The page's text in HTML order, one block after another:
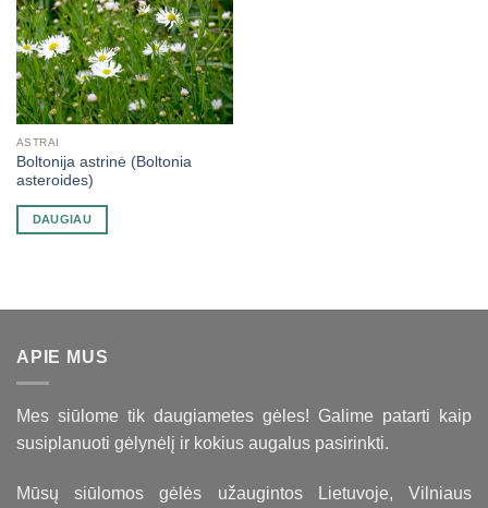
ASTRAI
Boltonija astrinė (Boltonia
asteroides)
DAUGIAU
APIE MUS
Mes siūlome tik daugiametes gėles! Galime patarti kaip
susiplanuoti gėlynėlį ir kokius augalus pasirinkti.
Mūsų siūlomos gėlės užaugintos Lietuvoje, Vilniaus